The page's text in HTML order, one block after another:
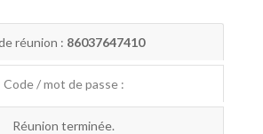
réunion : 86037647410
Code / mot de passe :
Réunion terminée.